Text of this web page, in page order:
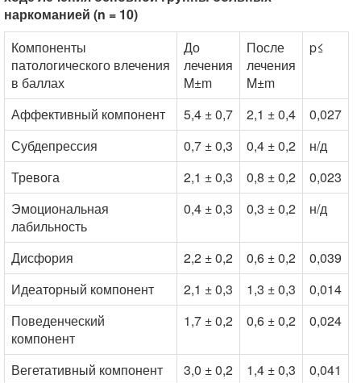
наркоманией (n = 10)
Компоненты
патологического влечения
в баллах
До
лечения
M±m
После
лечения
M±m
p≤
Аффективный компонент 5,4 ± 0,7 2,1 ± 0,4
0,027
Субдепрессия
0,7 ± 0,3 0,4 ± 0,2
н/д
Тревога
2,1 ± 0,3 0,8 ± 0,2
0,023
Эмоциональная
лабильность
0,4 ± 0,3 0,3 ± 0,2 н/д
Дисфория 2,2 ± 0,2 0,6 ± 0,2
0,039
Идеаторный компонент
2,1 ± 0,3 1,3 ± 0,3
0,014
Поведенческий
компонент
1,7 ± 0,2 0,6 ± 0,2 0,024
Вегетативный компонент 3,0 ± 0,2 1,4 ± 0,3
0,041